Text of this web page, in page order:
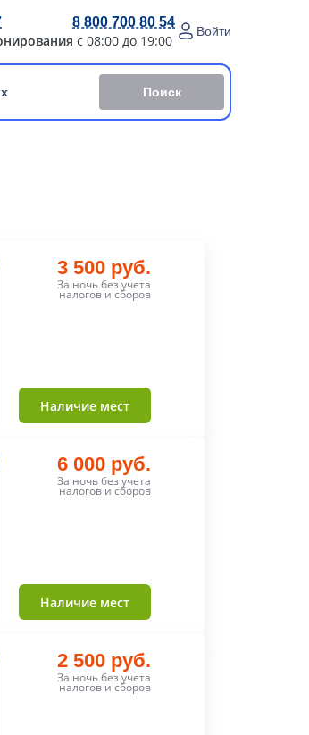
8 800 700 80 54
с 08:00 до 19:00
Войти
Поиск
3 500 руб.
За ночь без учета
налогов и сборов
Наличие мест
6 000 руб.
За ночь без учета
налогов и сборов
Наличие мест
2 500 руб.
За ночь без учета
налогов и сборов